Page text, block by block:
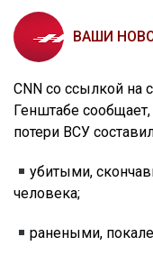
ВАШИ
СNN со ссылкой на
Генштабе
потери ВСУ
убитыми,
человека;
ранеными,